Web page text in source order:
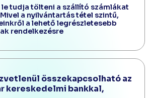
tudja tölteni a szállító számlákat
a nyilvántartás tétel szintű,
a lehető legrészletesebb
rendelkezésre
összekapcsolható az
kereskedelmi bankkal,